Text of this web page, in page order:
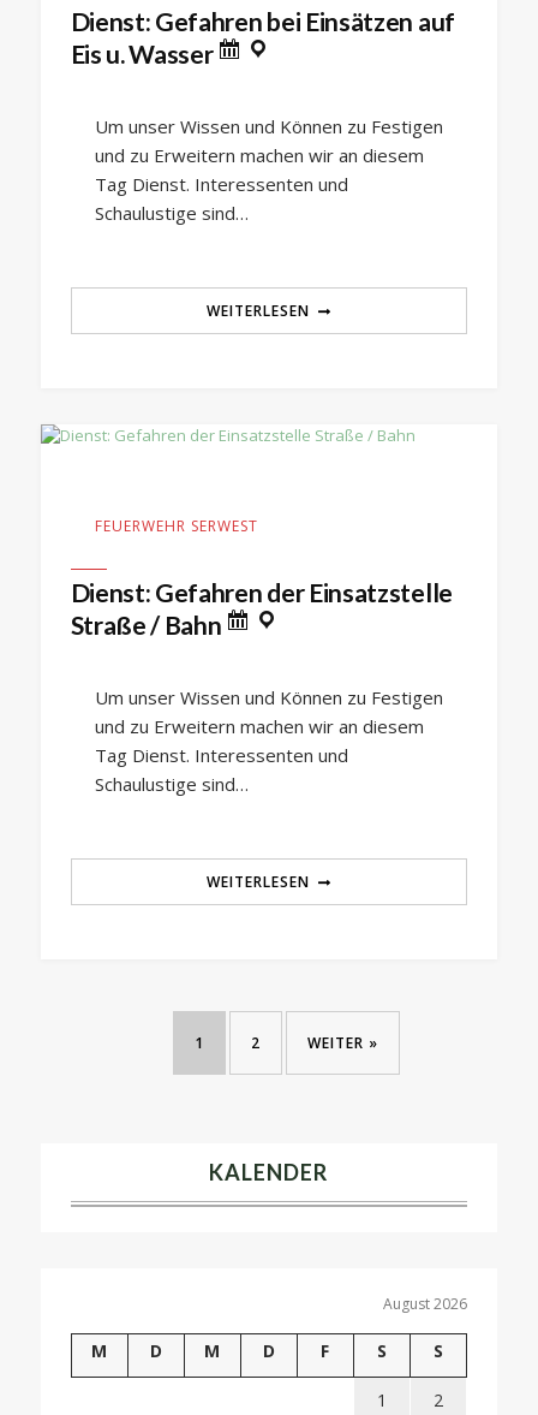
Dienst: Gefahren bei Einsätzen auf
Eis u. Wasser
Um unser Wissen und Können zu Festigen
und zu Erweitern machen wir an diesem
Tag Dienst. Interessenten und
Schaulustige sind…
WEITERLESEN
FEUERWEHR SERWEST
Dienst: Gefahren der Einsatzstelle
Straße / Bahn
Um unser Wissen und Können zu Festigen
und zu Erweitern machen wir an diesem
Tag Dienst. Interessenten und
Schaulustige sind…
WEITERLESEN
1 2 WEITER »
KALENDER
August 2026
M D M D F S S
1 2